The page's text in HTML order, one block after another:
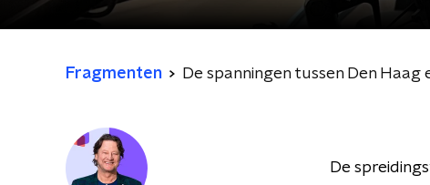
Fragmenten De spanningen tussen Den Haag
De